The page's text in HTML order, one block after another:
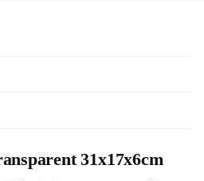
31x17x6cm